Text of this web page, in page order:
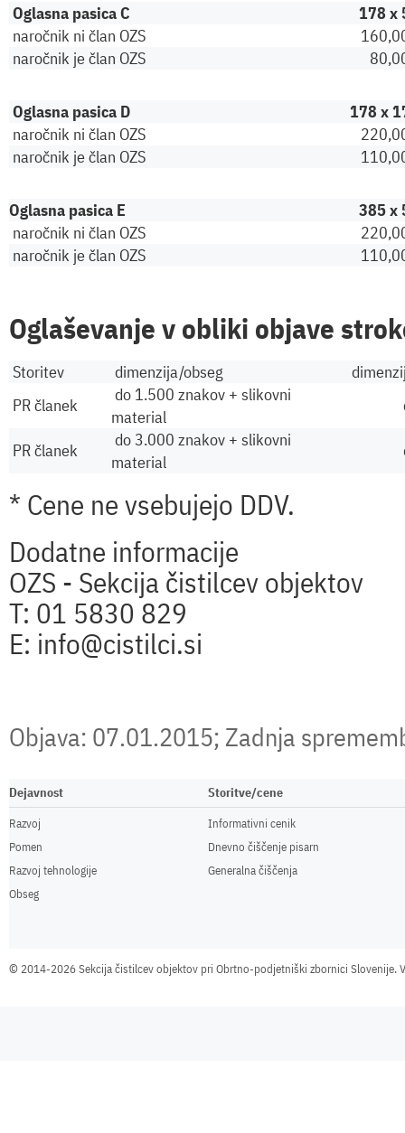
Oglasna pasica C
178 x
naročnik ni član OZS
naročnik je član OZS
Oglasna pasica D
178 x
naročnik ni član OZS
naročnik je član OZS
Oglasna pasica E
385 x
naročnik ni član OZS
naročnik je član OZS
Oglaševanje v obliki objave
Storitev dimenzija/obseg
PR članek
do 1.500 znakov + slikovni
material
PR članek
do 3.000 znakov + slikovni
material
* Cene ne vsebujejo DDV.
Dodatne informacije
OZS - Sekcija čistilcev objektov
T: 01 5830 829
E: info@cistilci.si
Objava: 07.01.2015; Zadnja
Dejavnost
Razvoj
Pomen
Razvoj tehnologije
Obseg
Storitve/cene
Informativni cenik
Dnevno čiščenje pisarn
Generalna čiščenja
©2014-2026 Sekcija čistilcev objektov pri Obrtno-podjetniški zbornici Slovenije.